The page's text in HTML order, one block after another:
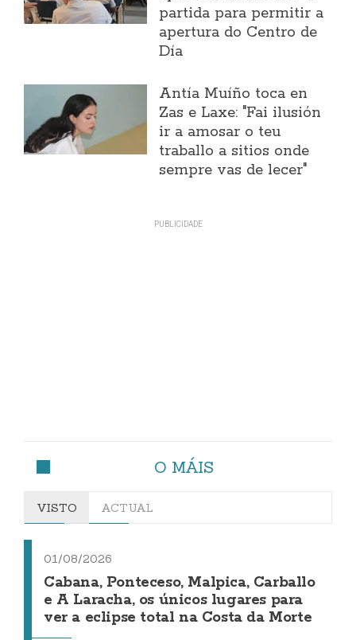
partida para permitir a
apertura do Centro de
Día
Antía Muíño toca en
Zas e Laxe: "Fai ilusión
ir a amosar o teu
traballo a sitios onde
sempre vas de lecer"
O MÁIS
VISTO ACTUAL
01/08/2026
Cabana, Ponteceso, Malpica, Carballo
e A Laracha, os únicos lugares para
ver a eclipse total na Costa da Morte